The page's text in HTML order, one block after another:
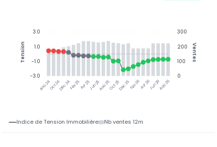
Aoû 24Oct 24Déc 24Fév 25Avr 25Jun 25Aoû 25Oct 25Déc 25Fév 26Avr 26Jun 26Aoû 26
300
200
100
0
Ventes
3.0
1.0
-1.0
-3.0
Tension
Indice de Tension Immobilière Nb ventes 12m